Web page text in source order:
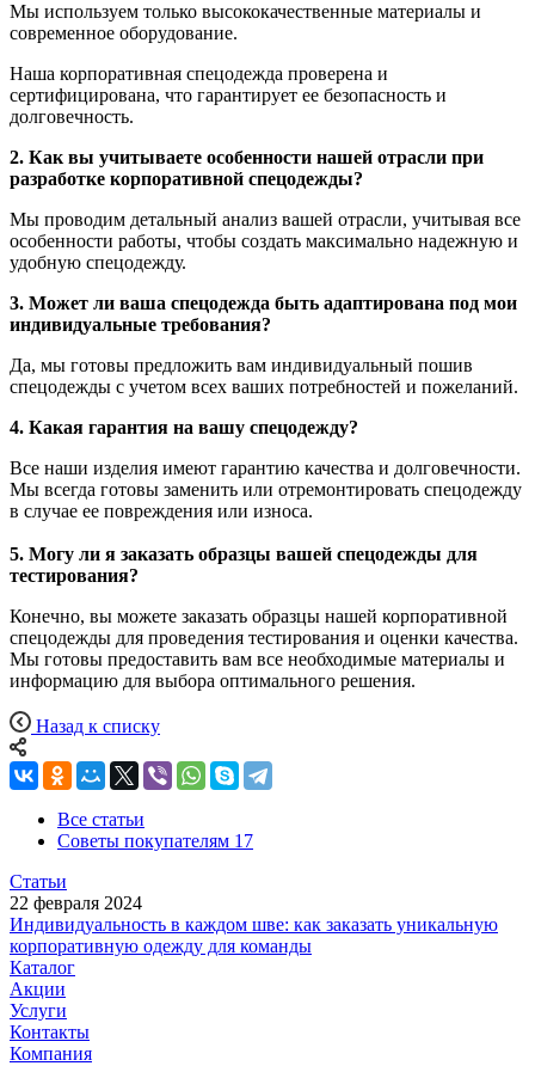
Мы используем только высококачественные материалы и
современное оборудование.
Наша корпоративная спецодежда проверена и
сертифицирована, что гарантирует ее безопасность и
долговечность.
2. Как вы учитываете особенности нашей отрасли при
разработке корпоративной спецодежды?
Мы проводим детальный анализ вашей отрасли, учитывая все
особенности работы, чтобы создать максимально надежную и
удобную спецодежду.
3. Может ли ваша спецодежда быть адаптирована под мои
индивидуальные требования?
Да, мы готовы предложить вам индивидуальный пошив
спецодежды с учетом всех ваших потребностей и пожеланий.
4. Какая гарантия на вашу спецодежду?
Все наши изделия имеют гарантию качества и долговечности.
Мы всегда готовы заменить или отремонтировать спецодежду
в случае ее повреждения или износа.
5. Могу ли я заказать образцы вашей спецодежды для
тестирования?
Конечно, вы можете заказать образцы нашей корпоративной
спецодежды для проведения тестирования и оценки качества.
Мы готовы предоставить вам все необходимые материалы и
информацию для выбора оптимального решения.
Назад к списку
Все статьи
Советы покупателям 17
Статьи
22 февраля 2024
Индивидуальность в каждом шве: как заказать уникальную
корпоративную одежду для команды
Каталог
Акции
Услуги
Контакты
Компания